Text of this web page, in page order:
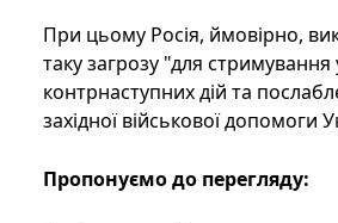
При цьому Росія, ймовірно,
таку загрозу "для стримування
контрнаступних дій та
західної військової допомоги
Пропонуємо до перегляду: